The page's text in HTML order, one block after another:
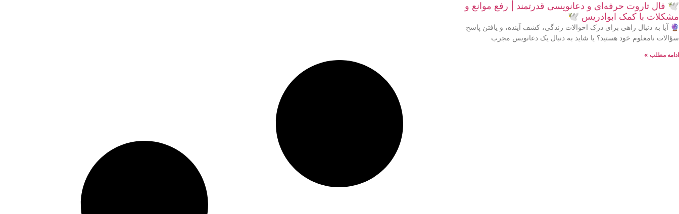
🕊 فال تاروت حرفه‌ای و دعانویسی قدرتمند | رفع موانع و
مشکلات با کمک ابوادریس 🕊
🔮 آیا به دنبال راهی برای درک احوالات زندگی، کشف آینده، و یافتن پاسخ
سؤالات نامعلوم خود هستید؟ یا شاید به دنبال یک دعانویس مجرب
ادامه مطلب »